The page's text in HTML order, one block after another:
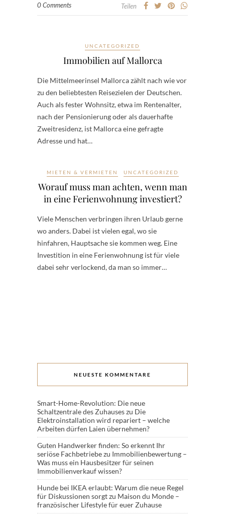
0 Comments Teilen
UNCATEGORIZED
Immobilien auf Mallorca
Die Mittelmeerinsel Mallorca zählt nach wie vor
zu den beliebtesten Reisezielen der Deutschen.
Auch als fester Wohnsitz, etwa im Rentenalter,
nach der Pensionierung oder als dauerhafte
Zweitresidenz, ist Mallorca eine gefragte
Adresse und hat…
MIETEN & VERMIETEN UNCATEGORIZED
Worauf muss man achten, wenn man
in eine Ferienwohnung investiert?
Viele Menschen verbringen ihren Urlaub gerne
wo anders. Dabei ist vielen egal, wo sie
hinfahren, Hauptsache sie kommen weg. Eine
Investition in eine Ferienwohnung ist für viele
dabei sehr verlockend, da man so immer…
NEUESTE KOMMENTARE
Smart-Home-Revolution: Die neue
Schaltzentrale des Zuhauseszu Die
Elektroinstallation wird repariert – welche
Arbeiten dürfen Laien übernehmen?
Guten Handwerker finden: So erkennt Ihr
seriöse Fachbetriebezu Immobilienbewertung –
Was muss ein Hausbesitzer für seinen
Immobilienverkauf wissen?
Hunde bei IKEA erlaubt: Warum die neue Regel
für Diskussionen sorgtzu Maison du Monde –
französischer Lifestyle für euer Zuhause